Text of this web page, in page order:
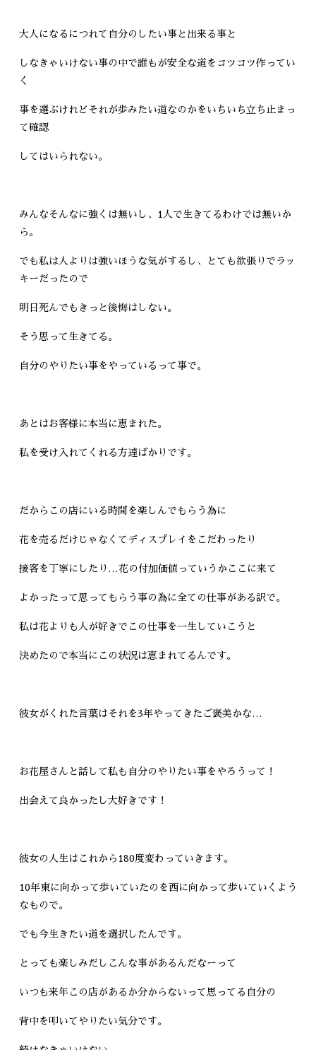
大人になるにつれて自分のしたい事と出来る事と
しなきゃいけない事の中で誰もが安全な道をコツコツ作ってい
く
事を選ぶけれどそれが歩みたい道なのかをいちいち立ち止まっ
て確認
してはいられない。
みんなそんなに強くは無いし、1人で生きてるわけでは無いか
ら。
でも私は人よりは強いほうな気がするし、とても欲張りでラッ
キーだったので
明日死んでもきっと後悔はしない。
そう思って生きてる。
自分のやりたい事をやっているって事で。
あとはお客様に本当に恵まれた。
私を受け入れてくれる方達ばかりです。
だからこの店にいる時間を楽しんでもらう為に
花を売るだけじゃなくてディスプレイをこだわったり
接客を丁寧にしたり…花の付加価値っていうかここに来て
よかったって思ってもらう事の為に全ての仕事がある訳で。
私は花よりも人が好きでこの仕事を一生していこうと
決めたので本当にこの状況は恵まれてるんです。
彼女がくれた言葉はそれを3年やってきたご褒美かな…
お花屋さんと話して私も自分のやりたい事をやろうって！
出会えて良かったし大好きです！
彼女の人生はこれから180度変わっていきます。
10年東に向かって歩いていたのを西に向かって歩いていくよう
なもので。
でも今生きたい道を選択したんです。
とっても楽しみだしこんな事があるんだなーって
いつも来年この店があるか分からないって思ってる自分の
背中を叩いてやりたい気分です。